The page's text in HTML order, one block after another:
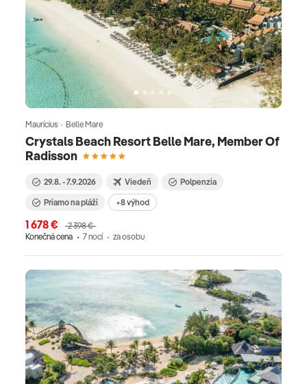
Crystals Beach Resort Belle Mare, Member Of
Radisson
Maurícius · Belle Mare
29.8. - 7.9.2026 Viedeň
Polpenzia
Priamo na pláži
+8 výhod
1 678 €
2 398 €
Konečná cena
7 nocí za osobu